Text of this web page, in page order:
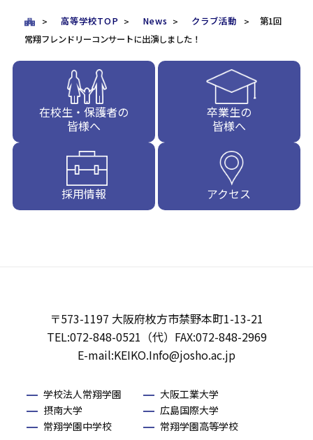
高等学校TOP News クラブ活動
第1回
常翔フレンドリーコンサートに出演しました！
在校生・保護者の
皆様へ
卒業生の
皆様へ
採用情報 アクセス
〒573-1197 大阪府枚方市禁野本町1-13-21
TEL:072-848-0521（代）FAX:072-848-2969
E-mail:KEIKO.Info@josho.ac.jp
学校法人常翔学園
大阪工業大学
摂南大学
広島国際大学
常翔学園中学校
常翔学園高等学校